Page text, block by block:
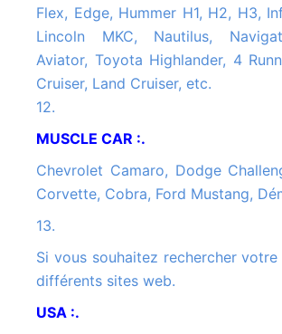
Flex, Edge, Hummer H1, H2, H3,
Lincoln MKC, Nautilus,
Aviator, Toyota Highlander, 4
Cruiser, Land Cruiser, etc.
12.
MUSCLE CAR :.
Chevrolet Camaro, Dodge Challenger, Charger,
Corvette, Cobra, Ford Mustang,
13.
Si vous souhaitez rechercher votre voiture voici
différents sites web.
USA :.